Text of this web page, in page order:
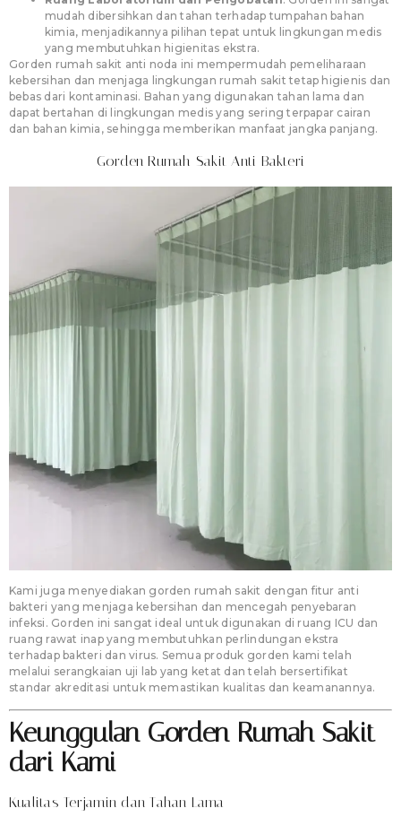
mudah dibersihkan dan tahan terhadap tumpahan bahan
kimia, menjadikannya pilihan tepat untuk lingkungan medis
yang membutuhkan higienitas ekstra.
Gorden rumah sakit anti noda ini mempermudah pemeliharaan
kebersihan dan menjaga lingkungan rumah sakit tetap higienis dan
bebas dari kontaminasi. Bahan yang digunakan tahan lama dan
dapat bertahan di lingkungan medis yang sering terpapar cairan
dan bahan kimia, sehingga memberikan manfaat jangka panjang.
Gorden Rumah Sakit Anti Bakteri
Kami juga menyediakan gorden rumah sakit dengan fitur anti
bakteri yang menjaga kebersihan dan mencegah penyebaran
infeksi. Gorden ini sangat ideal untuk digunakan di ruang ICU dan
ruang rawat inap yang membutuhkan perlindungan ekstra
terhadap bakteri dan virus. Semua produk gorden kami telah
melalui serangkaian uji lab yang ketat dan telah bersertifikat
standar akreditasi untuk memastikan kualitas dan keamanannya.
Keunggulan Gorden Rumah Sakit
dari Kami
Kualitas Terjamin dan Tahan Lama